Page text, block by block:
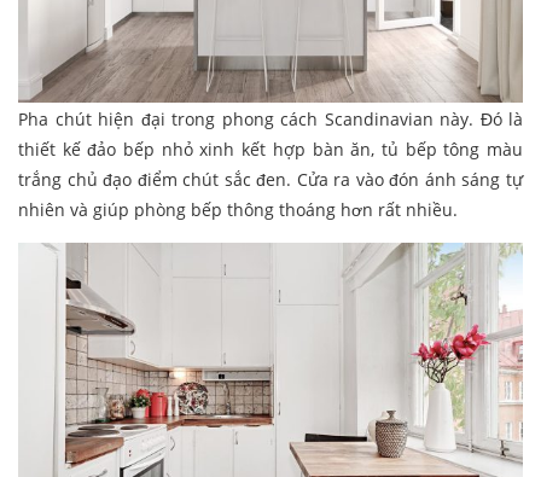
Pha chút hiện đại trong phong cách Scandinavian này. Đó là
thiết kế đảo bếp nhỏ xinh kết hợp bàn ăn, tủ bếp tông màu
trắng chủ đạo điểm chút sắc đen. Cửa ra vào đón ánh sáng tự
nhiên và giúp phòng bếp thông thoáng hơn rất nhiều.